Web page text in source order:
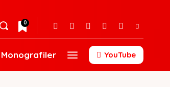
0
Monografiler YouTube